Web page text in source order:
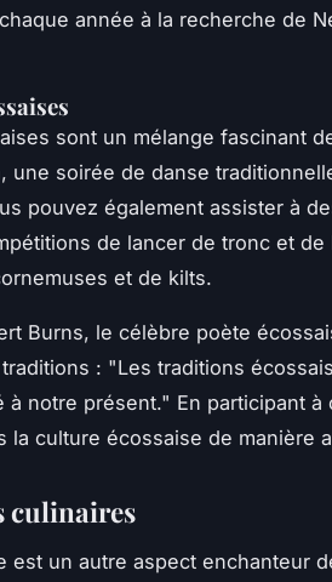
année à la recherche de
sont un mélange fascinant
, une soirée de danse
pouvez également assister à
de lancer de tronc et de
et de kilts.
Burns, le célèbre poète
: "Les traditions
à notre présent." En participant
la culture écossaise de manière
culinaires
est un autre aspect enchanteur